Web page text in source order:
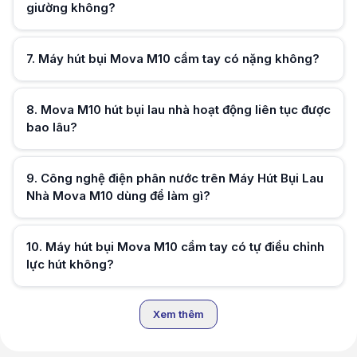
Hữu ích (0)
giường không?
Hữu ích (0)
7. Máy hút bụi Mova M10 cầm tay có nặng không?
Hữu ích (
8. Mova M10 hút bụi lau nhà hoạt động liên tục được
bao lâu?
Hữu ích (0)
9. Công nghệ điện phân nước trên Máy Hút Bụi Lau
Nhà Mova M10 dùng để làm gì?
10. Máy hút bụi Mova M10 cầm tay có tự điều chỉnh
lực hút không?
Xem thêm